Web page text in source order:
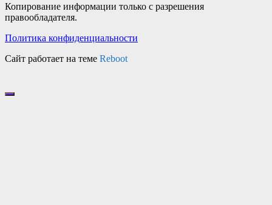
Копирование информации только с разрешения
правообладателя.
Политика конфиденциальности
Сайт работает на теме Reboot